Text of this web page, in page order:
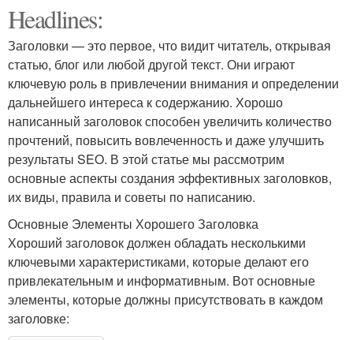
Headlines:
Заголовки — это первое, что видит читатель, открывая
статью, блог или любой другой текст. Они играют
ключевую роль в привлечении внимания и определении
дальнейшего интереса к содержанию. Хорошо
написанный заголовок способен увеличить количество
прочтений, повысить вовлеченность и даже улучшить
результаты SEO. В этой статье мы рассмотрим
основные аспекты создания эффективных заголовков,
их виды, правила и советы по написанию.
Основные Элементы Хорошего Заголовка
Хороший заголовок должен обладать несколькими
ключевыми характеристиками, которые делают его
привлекательным и информативным. Вот основные
элементы, которые должны присутствовать в каждом
заголовке: